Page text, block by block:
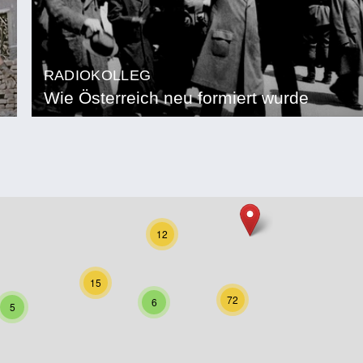
RADIOKOLLEG
Wie Österreich neu formiert wurde
5
12
15
6
72